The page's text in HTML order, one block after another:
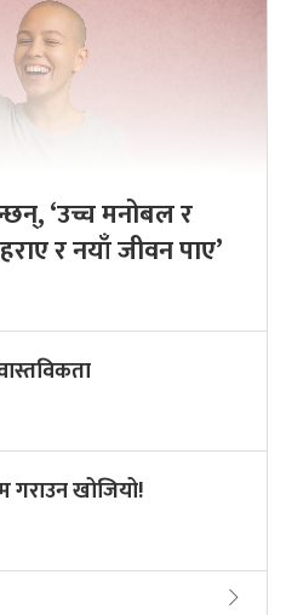
‘उच्च मनोबल र
र नयाँ जीवन पाए’
गराउन खोजियो!